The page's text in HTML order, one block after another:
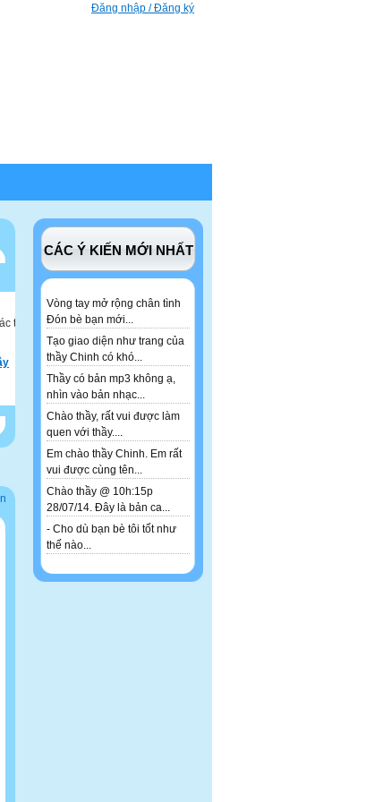
Đăng nhập / Đăng ký
CÁC Ý KIẾN MỚI NHẤT
Vòng tay mở rộng chân tình
Đón bè bạn mới...
Tạo giao diện như trang của
thầy Chinh có khó...
Thầy có bản mp3 không ạ,
nhìn vào bản nhạc...
Chào thầy, rất vui được làm
quen với thầy....
Em chào thầy Chinh. Em rất
vui được cùng tên...
Chào thầy @ 10h:15p
28/07/14. Đây là bản ca...
- Cho dù bạn bè tôi tốt như
thế nào...
tư